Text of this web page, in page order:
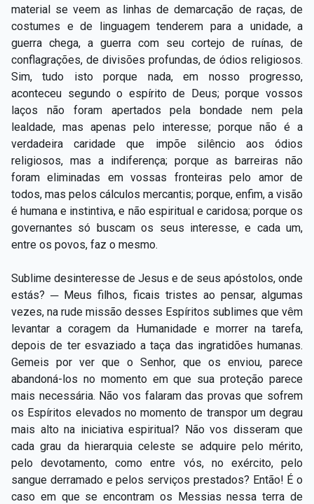
material se veem as linhas de demarcação de raças, de
costumes e de linguagem tenderem para a unidade, a
guerra chega, a guerra com seu cortejo de ruínas, de
conflagrações, de divisões profundas, de ódios religiosos.
Sim, tudo isto porque nada, em nosso progresso,
aconteceu segundo o espírito de Deus; porque vossos
laços não foram apertados pela bondade nem pela
lealdade, mas apenas pelo interesse; porque não é a
verdadeira caridade que impõe silêncio aos ódios
religiosos, mas a indiferença; porque as barreiras não
foram eliminadas em vossas fronteiras pelo amor de
todos, mas pelos cálculos mercantis; porque, enfim, a visão
é humana e instintiva, e não espiritual e caridosa; porque os
governantes só buscam os seus interesse, e cada um,
entre os povos, faz o mesmo.
Sublime desinteresse de Jesus e de seus apóstolos, onde
estás? ─ Meus filhos, ficais tristes ao pensar, algumas
vezes, na rude missão desses Espíritos sublimes que vêm
levantar a coragem da Humanidade e morrer na tarefa,
depois de ter esvaziado a taça das ingratidões humanas.
Gemeis por ver que o Senhor, que os enviou, parece
abandoná-los no momento em que sua proteção parece
mais necessária. Não vos falaram das provas que sofrem
os Espíritos elevados no momento de transpor um degrau
mais alto na iniciativa espiritual? Não vos disseram que
cada grau da hierarquia celeste se adquire pelo mérito,
pelo devotamento, como entre vós, no exército, pelo
sangue derramado e pelos serviços prestados? Então! É o
caso em que se encontram os Messias nessa terra de